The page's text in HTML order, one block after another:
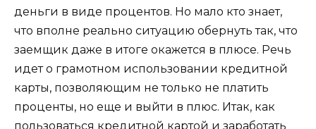
деньги в виде процентов. Но мало кто знает,
что вполне реально ситуацию обернуть так, что
заемщик даже в итоге окажется в плюсе. Речь
идет о грамотном использовании кредитной
карты, позволяющим не только не платить
проценты, но еще и выйти в плюс. Итак, как
пользоваться кредитной картой и заработать